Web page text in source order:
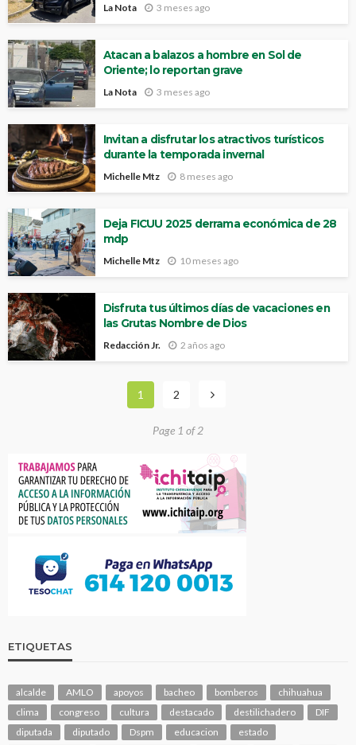
La Nota 3 meses ago
Atacan a balazos a hombre en Sol de
Oriente; lo reportan grave
La Nota 3 meses ago
Invitan a disfrutar los atractivos turísticos
durante la temporada invernal
Michelle Mtz 8 meses ago
Deja FICUU 2025 derrama económica de 28
mdp
Michelle Mtz 10 meses ago
Disfruta tus últimos días de vacaciones en
las Grutas Nombre de Dios
Redacción Jr. 2 años ago
1 2
Page 1 of 2
ETIQUETAS
alcalde AMLO apoyos bacheo bomberos
chihuahua
clima
congreso cultura destacado destilichadero
DIF
diputada
diputado Dspm educacion
estado